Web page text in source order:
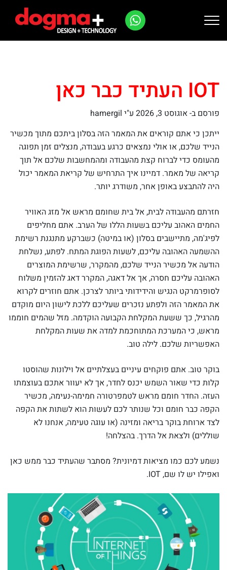
IOT העתיד כבר כאן
פורסם ב-אוגוסט 3, 2026
ע"י hamergil
ייתכן כי אתם קוראים את המאמר הזה בסלון ביתכם מתוך מכשיר
הנייד שלכם, או אולי נמצאים כרגע בעבודה, מנצלים זמן תפוגה
מהעומס כדי לברוח קצת מהעבודה ומהמחשבות שלכם אל תוך
קריאה של מאמר. דמיינו איך התרחיש של קריאת המאמר יכול
היה להתבצע באופן אחר, משודרג יותר.
חזרתם מהעבודה לבית, אל בית שחומם מראש אל מזג האוויר
החמים האהוב עליכם בשעות הללו של הערב. אתם מחליפים
לפיג'מה, מתיישבים בסלון (או במיטה) כשברקע מתנגנת רשימת
ההשמעה האהובה עליכם, לשעות הפוגת המתח. לפתע, נשלחת
הודעה אל מכשיר הנייד שלכם, מהמקרר, שרשימת המוצרים
האהובה עליכם חסרה, אך אל דאגה, המקרר דאג להזמין משלוח
לסופרמרקט הנגיש והידידותי ביותר לצרכן. אתם חוזרים לקרוא
את המאמר הזה ולפתע נזכרים שעליכם ללכת לישון היום מוקדם
מהרגיל, כך ששעת המקלחת הקבועה הוקדמה. מזל שהמים חוממו
מראש, כי המערכת המתוחכמת למדה את שעות המקלחת
האפשריות שלכם. לילה טוב.
בוקר טוב. אתם פוקחים עיניים בעצלתיים אל וילונות שהוסטו
קלות כדי שאור השמש יכנס לחדר, אך לא יעוור אתכם בעוצמתו
העזה. החדר חומם מראש לטמפרטורה חמימה-נעימה, מכשיר
הקפה כבר חומם וכל שנותר לכם לעשות הוא לשתות את הקפה
לצד ארוחת בוקר בריאה ומזינה (או עוגה טעימה, אנחנו לא
שוללים) ולצאת אל הדרך. בהצלחה!
נשמע לכם כמו מציאות דמיונית? מסתבר שהעתיד כבר ממש כאן
ואפילו יש לו שם, IOT.